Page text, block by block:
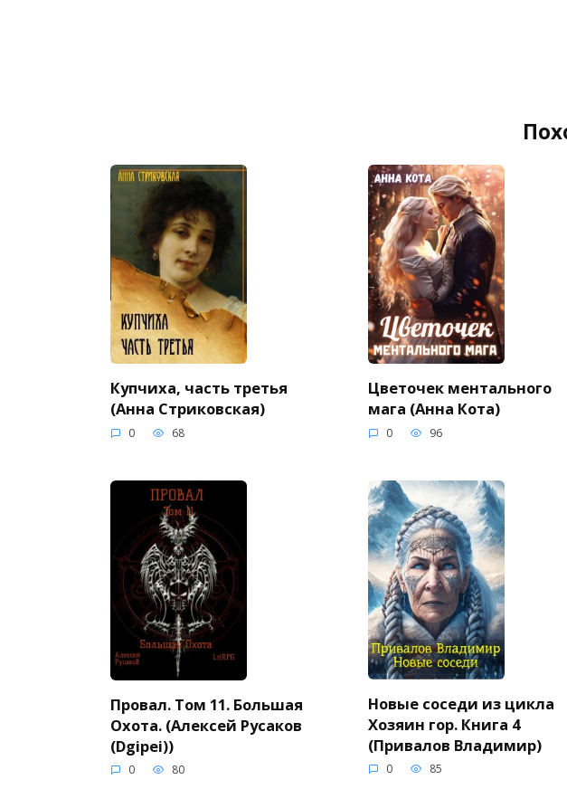
Купчиха, часть третья
(Анна Стриковская)
0 68
Цветочек ментального
мага (Анна Кота)
0 96
Провал. Том 11. Большая
Охота. (Алексей Русаков
(Dgipei))
0 80
Новые соседи из цикла
Хозяин гор. Книга 4
(Привалов Владимир)
0 85